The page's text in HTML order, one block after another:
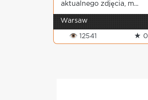
aktualnego zdjęcia, m...
Warsaw
👁 12541 ★ 0